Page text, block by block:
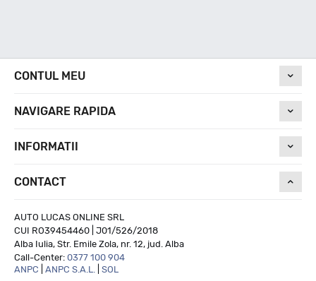
CONTUL MEU
NAVIGARE RAPIDA
INFORMATII
CONTACT
AUTO LUCAS ONLINE SRL
CUI RO39454460 | J01/526/2018
Alba Iulia, Str. Emile Zola, nr. 12, jud. Alba
Call-Center: 0377 100 904
ANPC
ANPC S.A.L. SOL